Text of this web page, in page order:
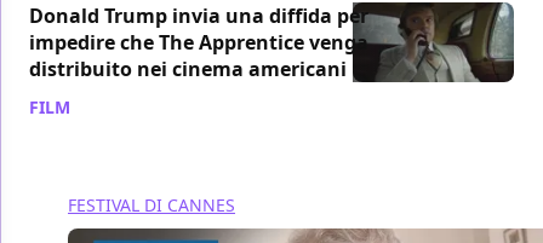
Donald Trump invia una diffida per
impedire che The Apprentice venga
distribuito nei cinema americani
FILM
FESTIVAL DI CANNES